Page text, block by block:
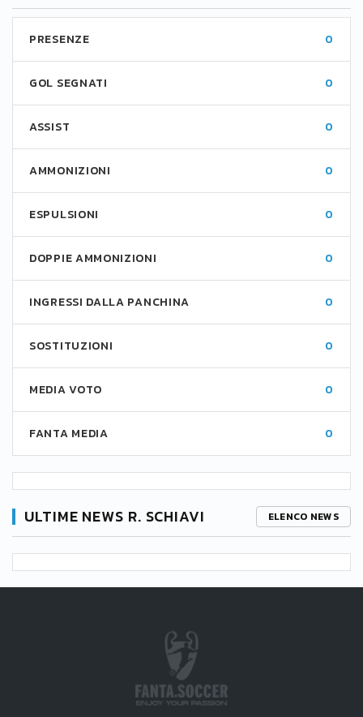
PRESENZE 0
GOL SEGNATI 0
ASSIST 0
AMMONIZIONI 0
ESPULSIONI 0
DOPPIE AMMONIZIONI 0
INGRESSI DALLA PANCHINA 0
SOSTITUZIONI 0
MEDIA VOTO 0
FANTA MEDIA 0
ULTIME NEWS R. SCHIAVI ELENCO NEWS